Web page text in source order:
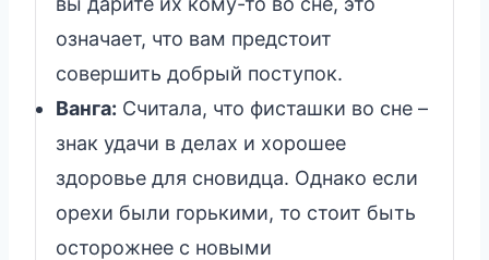
означает, что вам предстоит
совершить добрый поступок.
Ванга: Считала, что фисташки во сне –
знак удачи в делах и хорошее
здоровье для сновидца. Однако если
орехи были горькими, то стоит быть
осторожнее с новыми